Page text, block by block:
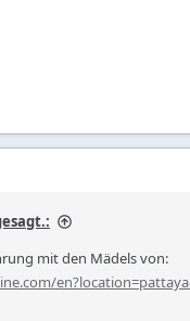
mit den Mädels von: